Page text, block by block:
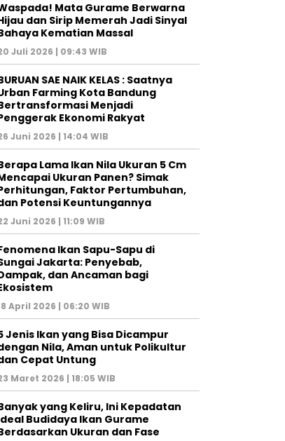
Mata Gurame Berwarna
dan Sirip Memerah Jadi Sinyal
Kematian Massal
Juli 2026 | 09:43 WIB
SAE NAIK KELAS : Saatnya
Farming Kota Bandung
Menjadi
Ekonomi Rakyat
Juni 2026 | 14:04 WIB
Lama Ikan Nila Ukuran 5 Cm
Ukuran Panen? Simak
Faktor Pertumbuhan,
Potensi Keuntungannya
Juni 2026 | 11:09 WIB
Ikan Sapu-Sapu di
Jakarta: Penyebab,
dan Ancaman bagi
April 2026 | 06:20 WIB
Jenis Ikan yang Bisa Dicampur
Nila, Aman untuk Polikultur
Cepat Untung
Maret 2026 | 18:05 WIB
yang Keliru, Ini Kepadatan
Budidaya Ikan Gurame
Ukuran dan Fase